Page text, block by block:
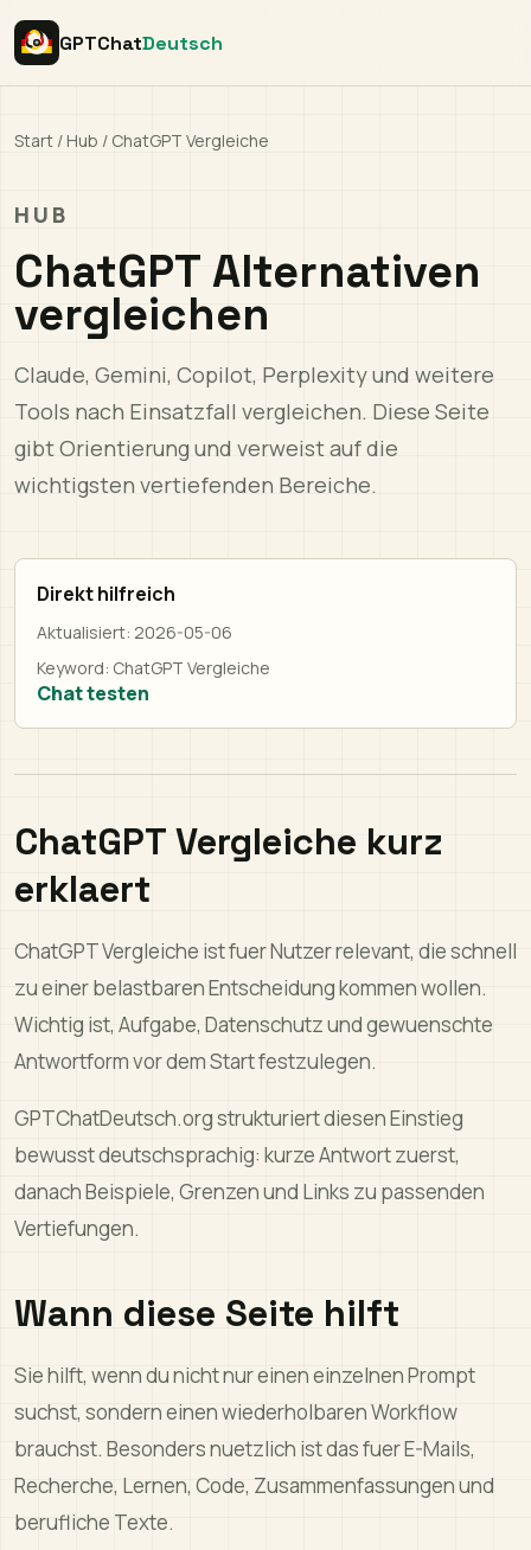
GPTChatDeutsch
Start / Hub / ChatGPT Vergleiche
HUB
ChatGPT Alternativen
vergleichen
Claude, Gemini, Copilot, Perplexity und weitere
Tools nach Einsatzfall vergleichen. Diese Seite
gibt Orientierung und verweist auf die
wichtigsten vertiefenden Bereiche.
Direkt hilfreich
Aktualisiert: 2026-05-06
Keyword: ChatGPT Vergleiche
Chat testen
ChatGPT Vergleiche kurz
erklaert
ChatGPT Vergleiche ist fuer Nutzer relevant, die schnell
zu einer belastbaren Entscheidung kommen wollen.
Wichtig ist, Aufgabe, Datenschutz und gewuenschte
Antwortform vor dem Start festzulegen.
GPTChatDeutsch.org strukturiert diesen Einstieg
bewusst deutschsprachig: kurze Antwort zuerst,
danach Beispiele, Grenzen und Links zu passenden
Vertiefungen.
Wann diese Seite hilft
Sie hilft, wenn du nicht nur einen einzelnen Prompt
suchst, sondern einen wiederholbaren Workflow
brauchst. Besonders nuetzlich ist das fuer E-Mails,
Recherche, Lernen, Code, Zusammenfassungen und
berufliche Texte.